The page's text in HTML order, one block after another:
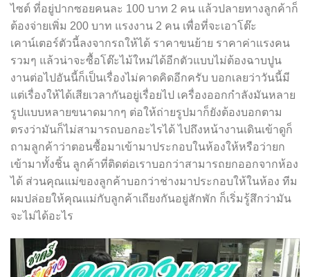
ไซต์ ที่อยู่ปากซอยคนละ 100 บาท 2 คน แล้วปลายทางลูกค้าก็
ต้องจ่ายเพิ่ม 200 บาท แรงงาน 2 คน เพื่อที่จะเอาโต๊ะ
เคาน์เตอร์ตัวนี้ลงจากรถให้ได้ ราคาขนย้าย ราคาค่าแรงคน
รวมๆ แล้วน่าจะซื้อโต๊ะไม้ใหม่ได้อีกตัวแบบไม่ต้องฉาบปูน
งานต่อไปอันนี้ก็เป็นเรื่องไม่คาดคิดอีกครับ บอกเลยว่าวันนี้มี
แต่เรื่องให้ได้เสียเวลากันอยู่เรื่อยไป เครื่องออกกำลังมันหลาย
รูปแบบหลายขนาดมากๆ ต่อให้ถ่ายรูปมาก็ยังต้องบอกตาม
ตรงว่ามันก็ไม่สามารถบอกอะไรได้ ไปถึงหน้างานเดินเข้าดูก็
ถามลูกค้าว่าตอนซื้อมาเข้ามาประกอบในห้องให้หรือว่ายก
เข้ามาทั้งชิ้น ลูกค้าที่ติดต่อเราบอกว่าสามารถยกออกจากห้อง
ได้ ส่วนคุณแม่ของลูกค้าบอกว่าช่างมาประกอบให้ในห้อง ทีม
ผมปล่อยให้คุณแม่กับลูกค้าเถียงกันอยู่สักพัก ก็เริ่มรู้สึกว่ามัน
จะไม่ได้อะไร